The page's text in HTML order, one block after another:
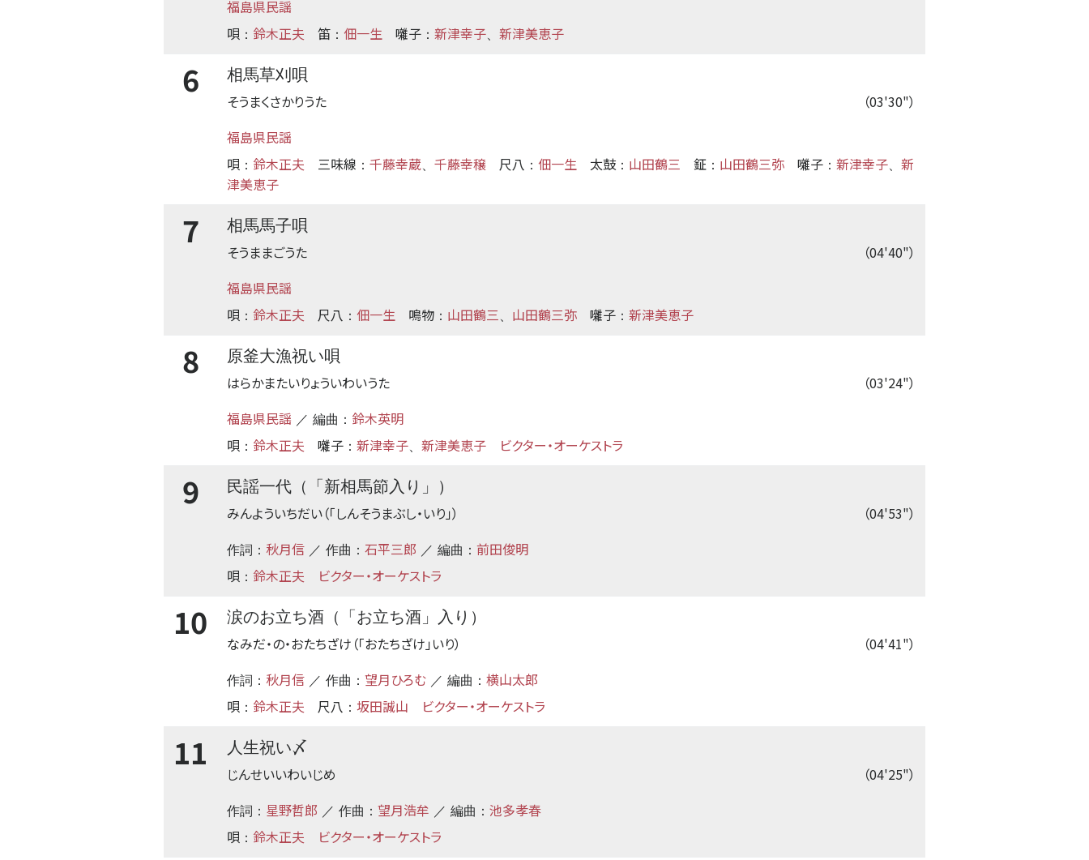
福島県民謡
唄 ： 鈴木正夫 笛 ： 佃一生 囃子 ： 新津幸子、 新津美恵子
6
相馬草刈唄
（03'30"）
そうまくさかりうた
福島県民謡
唄 ： 鈴木正夫 三味線 ： 千藤幸蔵、 千藤幸穣 尺八 ： 佃一生 太鼓 ： 山田鶴三 鉦 ： 山田鶴三弥 囃子 ： 新津幸子、 新
津美恵子
7
相馬馬子唄
（04'40"）
そうままごうた
福島県民謡
唄 ： 鈴木正夫 尺八 ： 佃一生 鳴物 ： 山田鶴三、 山田鶴三弥 囃子 ： 新津美恵子
8
原釜大漁祝い唄
（03'24"）
はらかまたいりょういわいうた
福島県民謡 ／ 編曲： 鈴木英明
唄 ： 鈴木正夫 囃子 ： 新津幸子、 新津美恵子 ビクター・オーケストラ
9
民謡一代（「新相馬節入り」）
（04'53"）
みんよういちだい（「しんそうまぶし・いり」）
作詞： 秋月信 ／ 作曲： 石平三郎 ／ 編曲： 前田俊明
唄 ： 鈴木正夫 ビクター・オーケストラ
10
涙のお立ち酒（「お立ち酒」入り）
（04'41"）
なみだ・の・おたちざけ（「おたちざけ」いり）
作詞： 秋月信 ／ 作曲： 望月ひろむ ／ 編曲： 横山太郎
唄 ： 鈴木正夫 尺八 ： 坂田誠山 ビクター・オーケストラ
11
人生祝い〆
（04'25"）
じんせいいわいじめ
作詞： 星野哲郎 ／ 作曲： 望月浩牟 ／ 編曲： 池多孝春
唄 ： 鈴木正夫 ビクター・オーケストラ